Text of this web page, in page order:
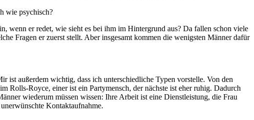
wie psychisch?
wenn er redet, wie sieht es bei ihm im Hintergrund aus? Da fallen schon viele
Fragen er zuerst stellt. Aber insgesamt kommen die wenigsten Männer dafür
ist außerdem wichtig, dass ich unterschiedliche Typen vorstelle. Von den
Rolls-Royce, einer ist ein Partymensch, der nächste ist eher ruhig. Dadurch
wiederum müssen wissen: Ihre Arbeit ist eine Dienstleistung, die Frau
Kontaktaufnahme.